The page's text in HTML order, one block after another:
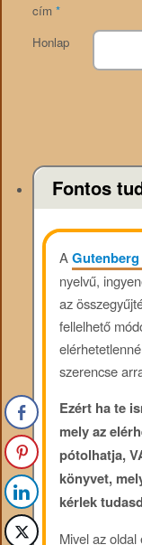
cím *
Honlap
Fontos
A
nyelvű,
az
fellelhető
szerencse
Ezért ha te
mely az
pótolhatja,
könyvet,
kérlek
Mivel az